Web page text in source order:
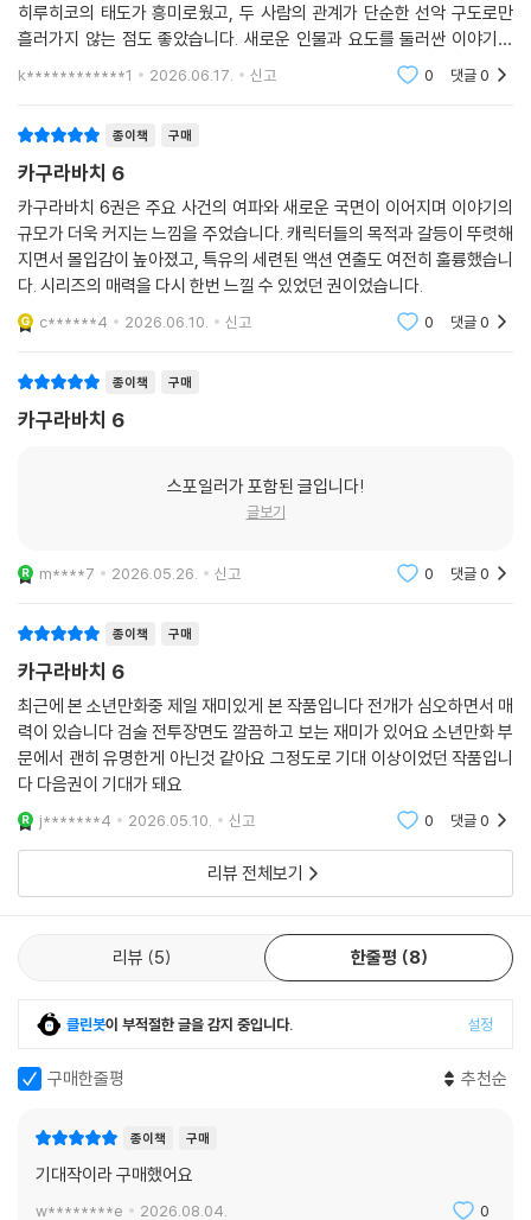
히루히코의 태도가 흥미로웠고, 두 사람의 관계가 단순한 선악 구도로만
흘러가지 않는 점도 좋았습니다. 새로운 인물과 요도를 둘러싼 이야기가
더해져 다음 권이 궁금해졌어요.
k************1 2026.06.17. 신고 0 댓글0
종이책 구매
카구라바치 6
카구라바치 6권은 주요 사건의 여파와 새로운 국면이 이어지며 이야기의
규모가 더욱 커지는 느낌을 주었습니다. 캐릭터들의 목적과 갈등이 뚜렷해
지면서 몰입감이 높아졌고, 특유의 세련된 액션 연출도 여전히 훌륭했습니
다. 시리즈의 매력을 다시 한번 느낄 수 있었던 권이었습니다.
c******4 2026.06.10. 신고 0 댓글0
종이책 구매
카구라바치 6
스포일러가 포함된 글입니다!
글보기
m****7 2026.05.26. 신고 0 댓글0
종이책 구매
카구라바치 6
최근에 본 소년만화중 제일 재미있게 본 작품입니다 전개가 심오하면서 매
력이 있습니다 검술 전투장면도 깔끔하고 보는 재미가 있어요 소년만화 부
문에서 괜히 유명한게 아닌것 같아요 그정도로 기대 이상이었던 작품입니
다 다음권이 기대가 돼요
j*******4 2026.05.10. 신고 0 댓글0
리뷰 전체보기
리뷰 5 한줄평 8
클린봇이 부적절한 글을 감지 중입니다. 설정
구매한줄평 추천순
종이책 구매
기대작이라 구매했어요
w********e 2026.08.04. 0